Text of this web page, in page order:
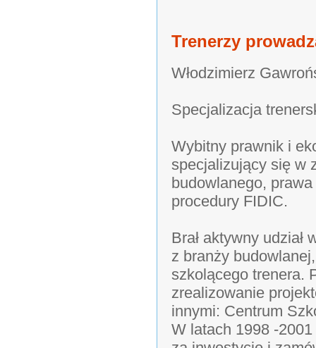
Trenerzy
Włodzimierz
Specjalizacja
Wybitny prawnik i
specjalizujący się w
budowlanego,
procedury FIDIC.
Brał aktywny
z branży
szkolącego trenera.
zrealizowanie
innymi: Centrum
W latach 1998 -